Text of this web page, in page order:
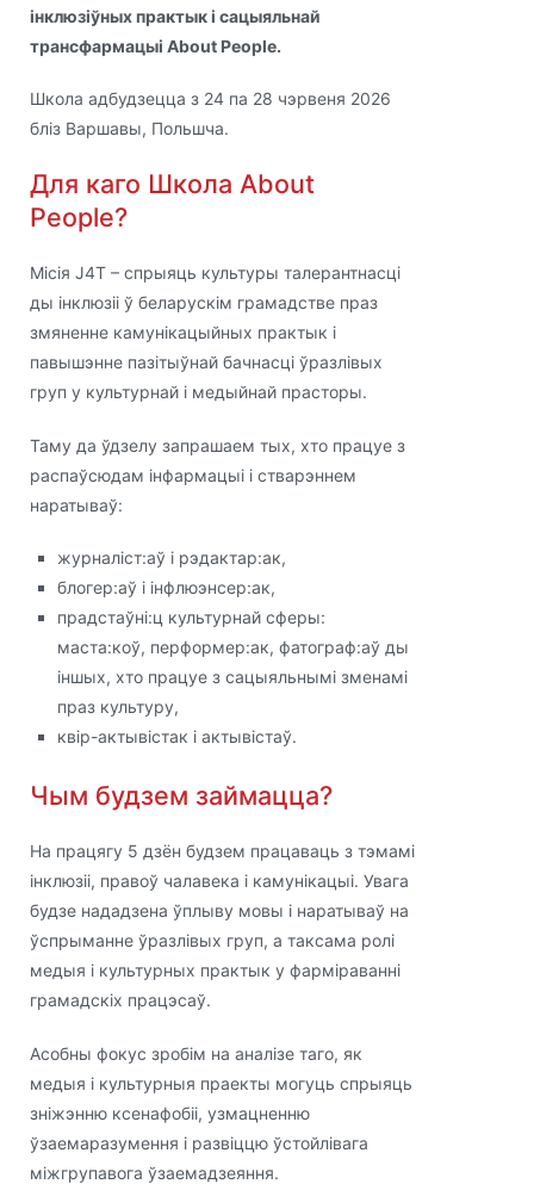
інклюзіўных практык і сацыяльнай
трансфармацыі About People.
Школа адбудзецца з 24 па 28 чэрвеня 2026
бліз Варшавы, Польшча.
Для каго Школа About
People?
Місія J4T – спрыяць культуры талерантнасці
ды інклюзіі ў беларускім грамадстве праз
змяненне камунікацыйных практык і
павышэнне пазітыўнай бачнасці ўразлівых
груп у культурнай і медыйнай прасторы.
Таму да ўдзелу запрашаем тых, хто працуе з
распаўсюдам інфармацыі і стварэннем
наратываў:
журналіст:аў і рэдактар:ак,
блогер:аў і інфлюэнсер:ак,
прадстаўні:ц культурнай сферы:
маста:коў, перформер:ак, фатограф:аў ды
іншых, хто працуе з сацыяльнымі зменамі
праз культуру,
квір-актывістак і актывістаў.
Чым будзем займацца?
На працягу 5 дзён будзем працаваць з тэмамі
інклюзіі, правоў чалавека і камунікацыі. Увага
будзе нададзена ўплыву мовы і наратываў на
ўспрыманне ўразлівых груп, а таксама ролі
медыя і культурных практык у фарміраванні
грамадскіх працэсаў.
Асобны фокус зробім на аналізе таго, як
медыя і культурныя праекты могуць спрыяць
зніжэнню ксенафобіі, узмацненню
ўзаемаразумення і развіццю ўстойлівага
міжгрупавога ўзаемадзеяння.